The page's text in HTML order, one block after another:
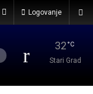
Logovanje
32 °C
Stari Grad